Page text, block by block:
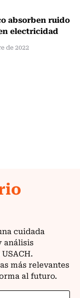
absorben ruido
electricidad
de 2022